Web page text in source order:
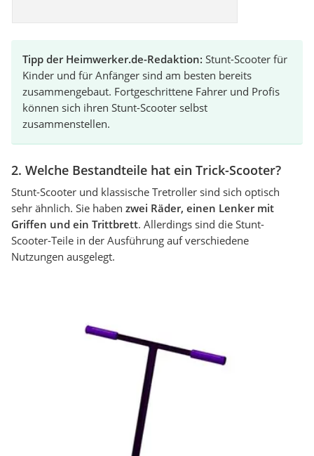
Tipp der Heimwerker.de-Redaktion: Stunt-Scooter für
Kinder und für Anfänger sind am besten bereits
zusammengebaut. Fortgeschrittene Fahrer und Profis
können sich ihren Stunt-Scooter selbst
zusammenstellen.
2. Welche Bestandteile hat ein Trick-Scooter?
Stunt-Scooter und klassische Tretroller sind sich optisch
sehr ähnlich. Sie haben zwei Räder, einen Lenker mit
Griffen und ein Trittbrett. Allerdings sind die Stunt-
Scooter-Teile in der Ausführung auf verschiedene
Nutzungen ausgelegt.